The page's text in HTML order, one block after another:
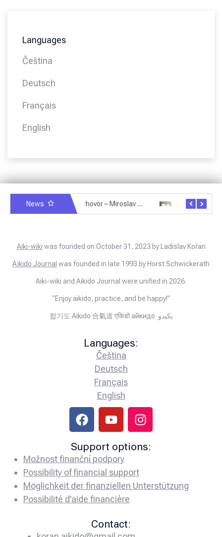
Languages
Čeština
Deutsch
Français
English
News Rozhovor – Joël Roche – 12.4.2025 – Praha, Karlín
Aiki-wiki was founded on October 31, 2023 by Ladislav Kořan
Aïkido Journal was founded in late 1993 by Horst Schwickerath
Aiki-wiki and Aikido Journal were unified in 2026.
“Enjoy aikido, practice, and be happy!”
합기도 Aikido 合氣道 एकिडो айкидо يكيدو
Languages:
Čeština
Deutsch
Français
English
Support options:
Možnost finanční podpory
Possibility of financial support
Möglichkeit der finanziellen Unterstützung
Possibilité d’aide financière
Contact: